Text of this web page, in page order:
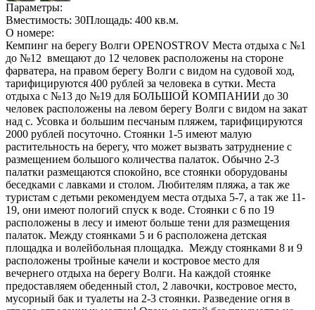
Параметры:
Вместимость: 30Площадь: 400 кв.м.
О номере:
Кемпинг на берегу Волги OPENOSTROV Места отдыха с №1
до №12 вмещают до 12 человек расположены на стороне
фарватера, на правом берегу Волги с видом на судовой ход,
тарифицируются 400 рублей за человека в сутки. Места
отдыха с №13 до №19 для БОЛЬШОЙ КОМПАНИИ до 30
человек расположены на левом берегу Волги с видом на закат
над с. Усовка и большим песчаным пляжем, тарифицируются
2000 рублей посуточно. Стоянки 1-5 имеют малую
растительность на берегу, что может вызвать затруднение с
размещением большого количества палаток. Обычно 2-3
палатки размещаются спокойно, все стоянки оборудованы
беседками с лавками и столом. Любителям пляжа, а так же
туристам с детьми рекомендуем места отдыха 5-7, а так же 11-
19, они имеют пологий спуск к воде. Стоянки с 6 по 19
расположены в лесу и имеют больше тени для размещения
палаток. Между стоянками 5 и 6 расположена детская
площадка и волейбольная площадка. Между стоянками 8 и 9
расположены тройные качели и костровое место для
вечернего отдыха на берегу Волги. На каждой стоянке
предоставляем обеденный стол, 2 лавочки, костровое место,
мусорный бак и туалеты на 2-3 стоянки. Разведение огня в